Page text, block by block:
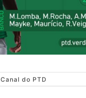
Canal do PTD